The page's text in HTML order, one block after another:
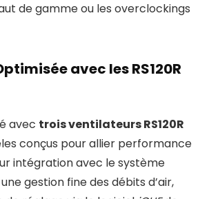
de gamme ou les overclockings
avec les RS120R
avec trois ventilateurs RS120R
conçus pour allier performance
intégration avec le système
gestion fine des débits d’air,